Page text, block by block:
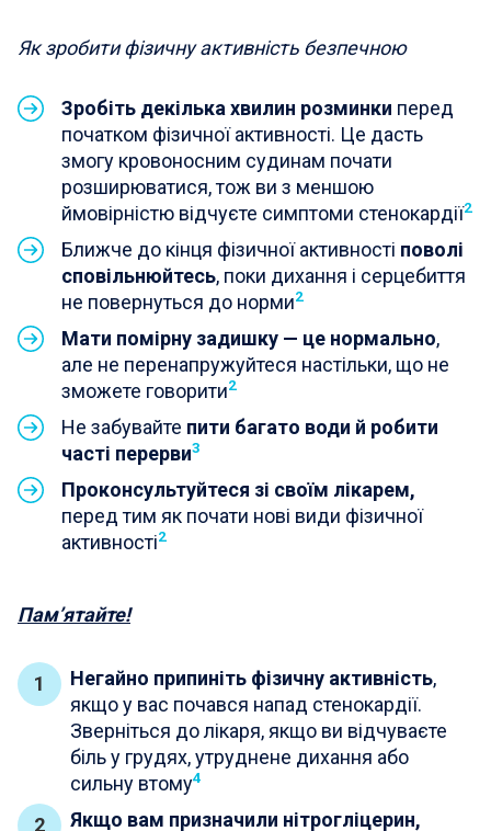
Як зробити фізичну активність безпечною
Зробіть декілька хвилин розминки перед
початком фізичної активності. Це дасть
змогу кровоносним судинам почати
розширюватися, тож ви з меншою
ймовірністю відчуєте симптоми стенокардії2
Ближче до кінця фізичної активності поволі
сповільнюйтесь, поки дихання і серцебиття
не повернуться до норми2
Мати помірну задишку — це нормально,
але не перенапружуйтеся настільки, що не
зможете говорити2
Не забувайте пити багато води й робити
часті перерви3
Проконсультуйтеся зі своїм лікарем,
перед тим як почати нові види фізичної
активності2
Пам’ятайте!
Негайно припиніть фізичну активність,
якщо у вас почався напад стенокардії.
Зверніться до лікаря, якщо ви відчуваєте
біль у грудях, утруднене дихання або
сильну втому4
Якщо вам призначили нітрогліцерин,